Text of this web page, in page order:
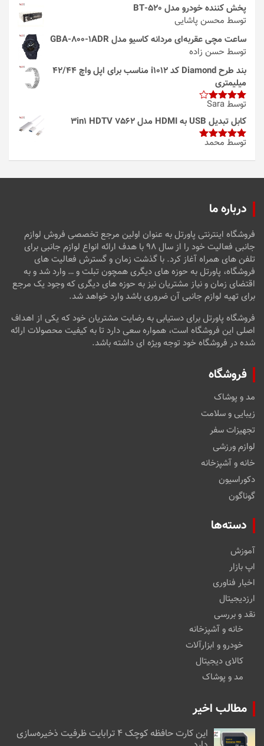
پخش کننده خودرو مدل 520-BT
توسط محسن پاشایی
ساعت مچی عقربه‌ای مردانه کاسیو مدل GBA-800-1ADR
توسط حسن زاده
بند طرح Diamond کد i1012 مناسب برای اپل واچ 42/44
میلیمتری
امتیاز4
از 5
توسط Sara
کابل تبدیل USB به HDMI مدل 3in1 HDTV 7562
امتیاز5از
توسط محمد
درباره ما
فروشگاه اینترنتی پاورتل به عنوان اولین مرجع تخصصی فروش لوازم
جانبی فعالیت خود را از سال ۹۸ با هدف ارائه انواع لوازم جانبی برای
تلفن های همراه آغاز کرد. با گذشت زمان و گسترش فعالیت های
فروشگاه، پاورتل به حوزه های دیگری همچون تبلت و … وارد شد و به
اقتضای زمان و نیاز مشتریان نیز به حوزه های دیگری که وجود یک مرجع
برای تهیه لوازم جانبی آن ضروری باشد وارد خواهد شد.
فروشگاه پاورتل برای دستیابی به رضایت مشتریان خود که یکی از اهداف
اصلی این فروشگاه است، همواره سعی دارد تا به کیفیت محصولات ارائه
شده در فروشگاه خود توجه ویژه ای داشته باشد.
فروشگاه
مد و پوشاک
زیبایی و سلامت
تجهیزات سفر
لوازم ورزشی
خانه و آشپزخانه
دکوراسیون
گوناگون
دسته‌ها
آموزش
اپ بازار
اخبار فناوری
ارزدیجیتال
نقد و بررسی
خانه و آشپزخانه
خودرو و ابزارآلات
کالای دیجیتال
مد و پوشاک
مطالب اخیر
این کارت حافظه کوچک ۴ ترابایت ظرفیت ذخیره‌سازی